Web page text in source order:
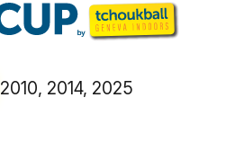
2010, 2014, 2025